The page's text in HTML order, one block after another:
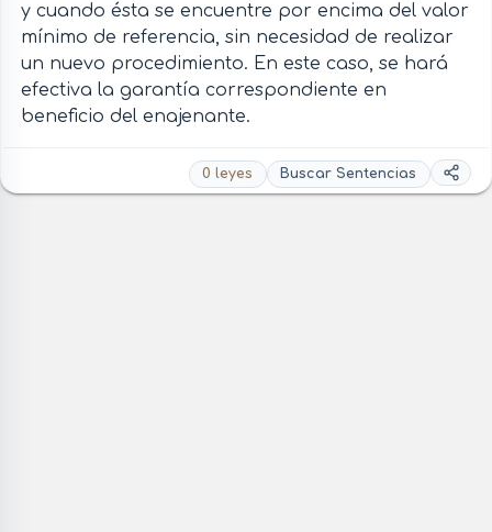
y cuando ésta se encuentre por encima del valor
mínimo de referencia, sin necesidad de realizar
un nuevo procedimiento. En este caso, se hará
efectiva la garantía correspondiente en
beneficio del enajenante.
0 leyes Buscar Sentencias